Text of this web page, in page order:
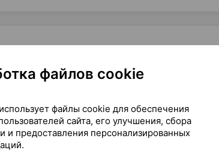
файлов cookie
файлы cookie для обеспечения
сайта, его улучшения, сбора
и предоставления персонализированных